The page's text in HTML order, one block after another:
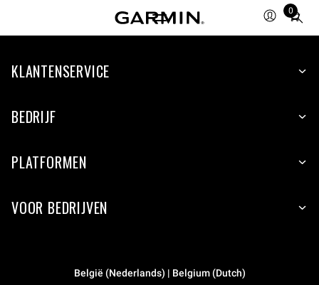
0
Total
items
cart:
KLANTENSERVICE
BEDRIJF
PLATFORMEN
VOOR BEDRIJVEN
België (Nederlands) | Belgium (Dutch)